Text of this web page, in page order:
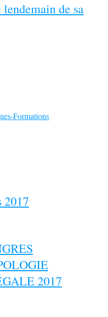
lendemain de sa
Formations
2017
2017